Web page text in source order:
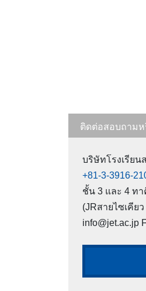
ติดต่อสอบถาม
บริษัทโรงเรีย
+81-3-3916-
ชั้น 3 และ 4 ทา
(JRสายไซเคี
info@jet.ac.jp